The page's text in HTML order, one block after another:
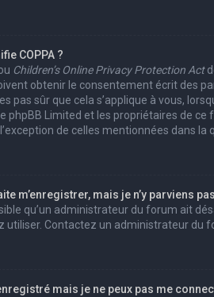
COPPA ?
Children’s Online Privacy Protection Act
obtenir le consentement écrit des
pas sûr que cela s’applique à vous,
phpBB Limited et les propriétaires de
de celles mentionnées dans
m’enregistrer, mais je n’y parviens
qu’un administrateur du forum ait
utiliser. Contactez un administrateur du
mais je ne peux pas me